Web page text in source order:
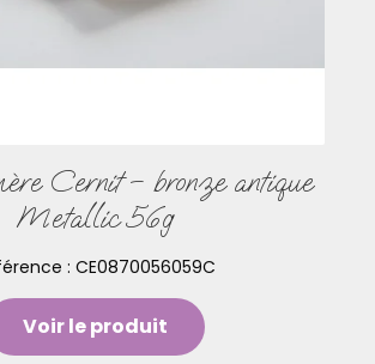
Cernit – bronze antique
Metallic 56g
: CE0870056059C
Voir le produit